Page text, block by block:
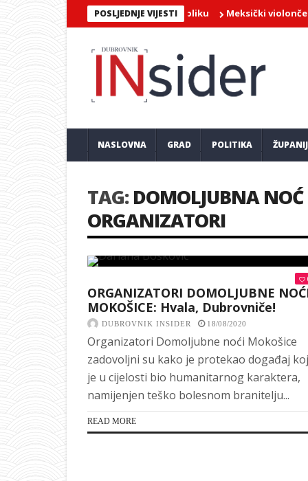
POSLJEDNJE VIJESTI Meksički violončelist
NASLOVNA GRAD POLITIKA
TAG:DOMOLJUBNA NOĆ
ORGANIZATORI
ORGANIZATORI DOMOLJUBNE
MOKOŠICE: Hvala, Dubrovniče!
DUBROVNIK INSIDER 18/08/2020
Organizatori Domoljubne noći Mokošice
zadovoljni su kako je protekao događaj
je u cijelosti bio humanitarnog karaktera,
namijenjen teško bolesnom branitelju...
READ MORE